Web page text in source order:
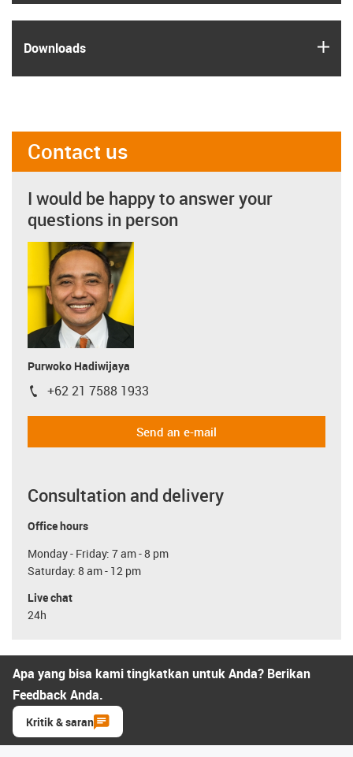
Downloads
Contact us
I would be happy to answer your
questions in person
Purwoko Hadiwijaya
igus-icon-phone
+62 21 7588 1933
Send an e-mail
Consultation and delivery
Office hours
Monday - Friday: 7 am - 8 pm
Saturday: 8 am - 12 pm
Live chat
24h
Apa yang bisa kami tingkatkan untuk Anda? Berikan
Feedback Anda.
Kritik & saran